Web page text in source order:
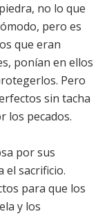
no lo que
pero es
que eran
ponían en ellos
Pero
sin tacha
los pecados.
por sus
el sacrificio.
para que los
y los